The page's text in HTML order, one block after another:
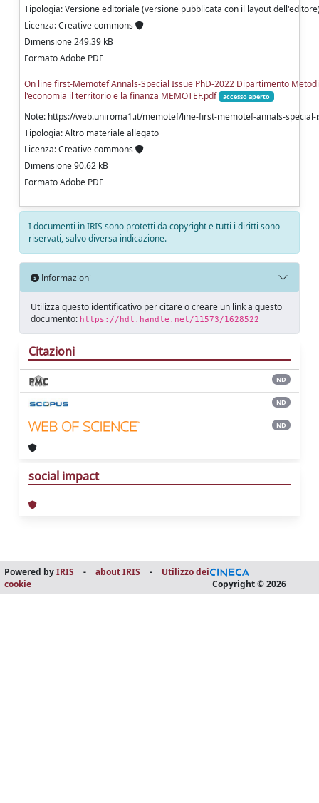
Tipologia: Versione editoriale (versione pubblicata con il layout
Licenza: Creative commons
Dimensione 249.39 kB
Formato Adobe PDF
On line first-Memotef Annals-Special Issue PhD-2022 Dipartimento
l'economia il territorio e la finanza MEMOTEF.pdf
accesso aperto
Note: https://web.uniroma1.it/memotef/line-first-memotef-annals-special-
Tipologia: Altro materiale allegato
Licenza: Creative commons
Dimensione 90.62 kB
Formato Adobe PDF
I documenti in IRIS sono protetti da copyright e tutti i diritti sono
riservati, salvo diversa indicazione.
Informazioni
Utilizza questo identificativo per citare o creare un link a questo
documento: https://hdl.handle.net/11573/1628522
Citazioni
ND
ND
ND
social impact
Powered byIRIS - about IRIS -
Utilizzo dei
cookie
Copyright © 2026